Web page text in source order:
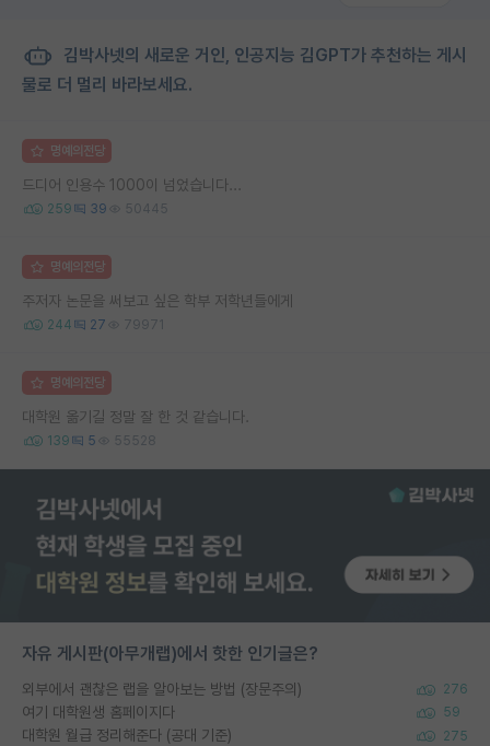
김박사넷의 새로운 거인, 인공지능 김GPT가 추천하는 게시
물로 더 멀리 바라보세요.
명예의전당
드디어 인용수 1000이 넘었습니다...
259 39 50445
명예의전당
주저자 논문을 써보고 싶은 학부 저학년들에게
244 27 79971
명예의전당
대학원 옮기길 정말 잘 한 것 같습니다.
139 5 55528
자유 게시판(아무개랩)에서 핫한 인기글은?
외부에서 괜찮은 랩을 알아보는 방법 (장문주의) 276
여기 대학원생 홈페이지다 59
대학원 월급 정리해준다 (공대 기준) 275